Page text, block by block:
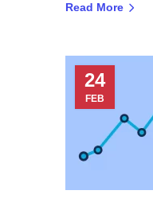
Read More
24
FEB